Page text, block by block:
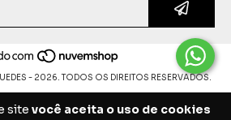
site você aceita o uso de cookies
- 2026. TODOS OS DIREITOS RESERVADOS.